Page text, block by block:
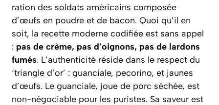
ration des soldats américains composée
d’œufs en poudre et de bacon. Quoi qu’il en
soit, la recette moderne codifiée est sans appel
: pas de crème, pas d’oignons, pas de lardons
fumés. L’authenticité réside dans le respect du
‘triangle d’or’ : guanciale, pecorino, et jaunes
d’œufs. Le guanciale, joue de porc séchée, est
non-négociable pour les puristes. Sa saveur est